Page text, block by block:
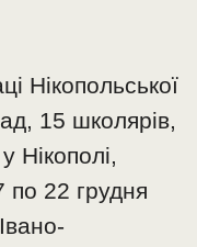
Нікопольської
15 школярів,
Нікополі,
по 22 грудня